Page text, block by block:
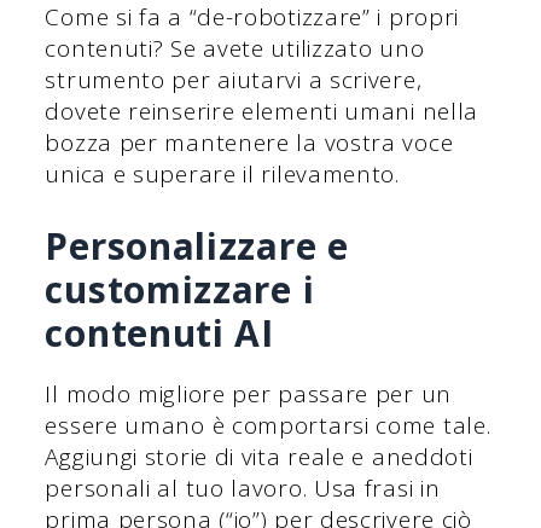
Come si fa a “de-robotizzare” i propri
contenuti? Se avete utilizzato uno
strumento per aiutarvi a scrivere,
dovete reinserire elementi umani nella
bozza per mantenere la vostra voce
unica e superare il rilevamento.
Personalizzare e
customizzare i
contenuti AI
Il modo migliore per passare per un
essere umano è comportarsi come tale.
Aggiungi storie di vita reale e aneddoti
personali al tuo lavoro. Usa frasi in
prima persona (“io”) per descrivere ciò